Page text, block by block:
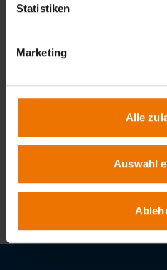
Statistiken
Marketing
Alle
Auswahl
Termine:
Ansprechpartner
Christopher Ehresmann
ehresmann@slv-duisburg.de